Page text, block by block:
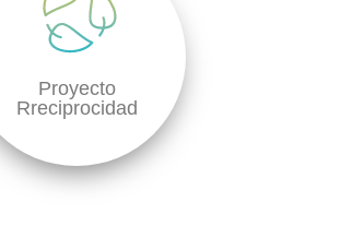
Proyecto
Rreciprocidad